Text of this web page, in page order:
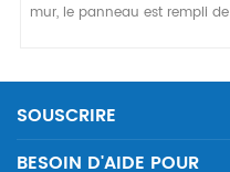
mur, le panneau est rempli de
boitier pc, avec petite len
dia240mm, h49mm
SOUSCRIRE
BESOIN D'AIDE POUR